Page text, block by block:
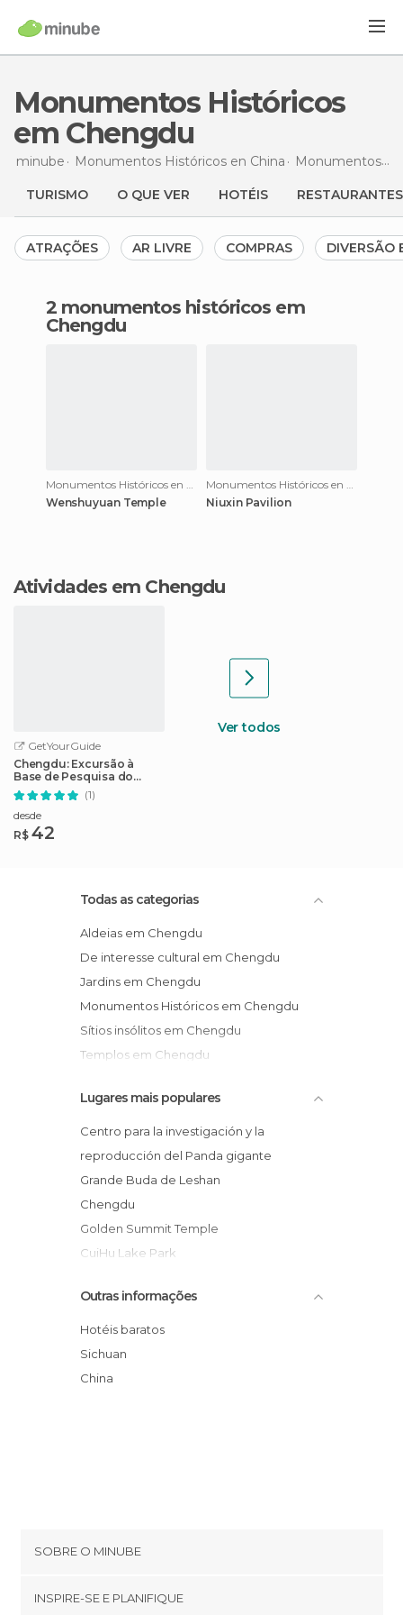
Monumentos Históricos
em Chengdu
minube Monumentos Históricos en China Monumentos Históricos en
TURISMO O QUE VER HOTÉIS RESTAURANTES
ATRAÇÕES AR LIVRE COMPRAS DIVERSÃO
2 monumentos históricos em
Chengdu
Monumentos Históricos en Chengdu
Wenshuyuan Temple
Monumentos Históricos en Chengdu
Niuxin Pavilion
Atividades em Chengdu
GetYourGuide
Chengdu: Excursão à
Base de Pesquisa do
Panda Gigante
(1)
desde
R$ 42
Ver todos
Todas as categorias
Aldeias em Chengdu
De interesse cultural em Chengdu
Jardins em Chengdu
Monumentos Históricos em Chengdu
Sítios insólitos em Chengdu
Templos em Chengdu
Lugares mais populares
Centro para la investigación y la
reproducción del Panda gigante
Grande Buda de Leshan
Chengdu
Golden Summit Temple
CuiHu Lake Park
Jinli Pedestrian Street
Chengdu popular Market
Wenshuyuan Temple
Opera House Chengdu
Outras informações
Hotéis baratos
Sichuan
China
SOBRE O MINUBE
INSPIRE-SE E PLANIFIQUE